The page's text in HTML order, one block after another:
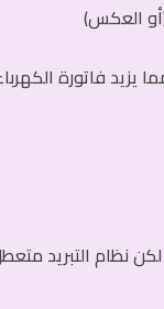
العكس)
يزيد فاتورة
نظام التبريد